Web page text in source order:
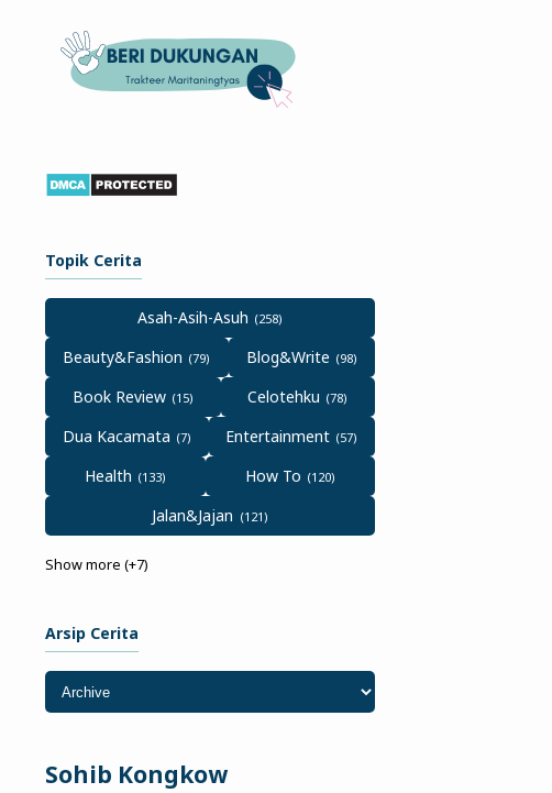
Topik Cerita
Asah-Asih-Asuh
Beauty&Fashion
Blog&Write
Book Review
Celotehku
Dua Kacamata
Entertainment
Health
How To
Jalan&Jajan
Show more (+7)
Arsip Cerita
Sohib Kongkow